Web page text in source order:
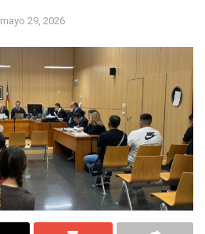
mayo 29, 2026